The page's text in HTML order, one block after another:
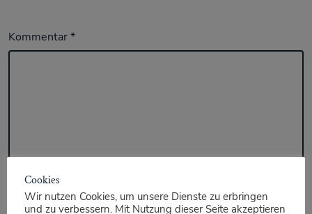
Kommentar*
Cookies
Wir nutzen Cookies, um unsere Dienste zu erbringen
und zu verbessern. Mit Nutzung dieser Seite akzeptieren